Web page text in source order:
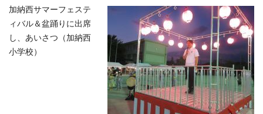
加納西サマーフェステ
ィバル＆盆踊りに出席
し、あいさつ（加納西
小学校）